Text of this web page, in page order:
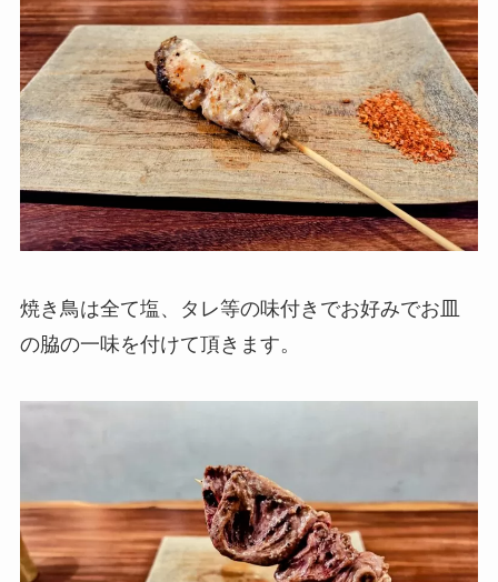
焼き鳥は全て塩、タレ等の味付きでお好みでお皿
の脇の一味を付けて頂きます。